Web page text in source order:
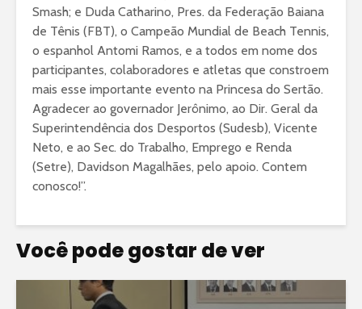
Smash; e Duda Catharino, Pres. da Federação Baiana
de Tênis (FBT), o Campeão Mundial de Beach Tennis,
o espanhol Antomi Ramos, e a todos em nome dos
participantes, colaboradores e atletas que constroem
mais esse importante evento na Princesa do Sertão.
Agradecer ao governador Jerônimo, ao Dir. Geral da
Superintendência dos Desportos (Sudesb), Vicente
Neto, e ao Sec. do Trabalho, Emprego e Renda
(Setre), Davidson Magalhães, pelo apoio. Contem
conosco!”.
Você pode gostar de ver